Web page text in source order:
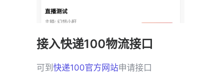
接入快递100物流接口
可到 快递100官方网站申请接口